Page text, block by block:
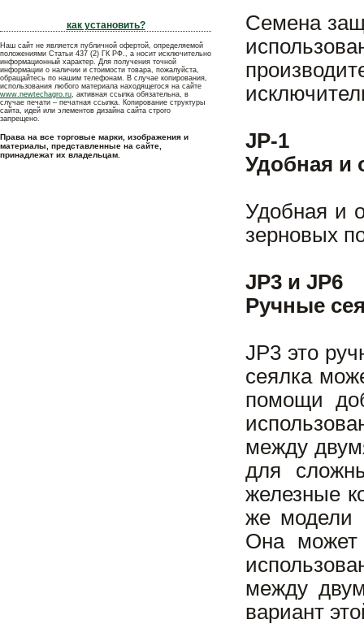
как установить?
Наш сайт не является публичной офертой, определяемой
положениями Статьи 437 (2) ГК РФ., а носит исключительно
информационный характер. Для получения точной
информации о наличии и стоимости товара, пожалуйста,
обращайтесь по нашим телефонам. В случае копирования,
использования любого материала находящегося на сайте
www.newtechagro.ru, активная ссылка обязательна, в
случае печати – печатная ссылка. Копирование структуры
сайта, идей или элементов дизайна сайта строго
запрещено.
Права на все торговые марки, изображения и
материалы, представленные на сайте,
принадлежат их владельцам.
Семена
JP-1
Удобная и
Удобная и
зерновых
JP3 и JP6
Ручные
JP3 это
сеялка
помощи
между
для
железные
же модели
Она
между
вариант